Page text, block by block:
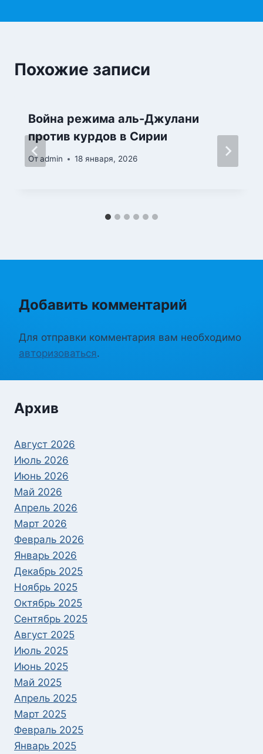
Похожие записи
Война режима аль-Джулани
против курдов в Сирии
Отadmin 18 января, 2026
Добавить комментарий
Для отправки комментария вам необходимо
авторизоваться.
Архив
Август 2026
Июль 2026
Июнь 2026
Май 2026
Апрель 2026
Март 2026
Февраль 2026
Январь 2026
Декабрь 2025
Ноябрь 2025
Октябрь 2025
Сентябрь 2025
Август 2025
Июль 2025
Июнь 2025
Май 2025
Апрель 2025
Март 2025
Февраль 2025
Январь 2025